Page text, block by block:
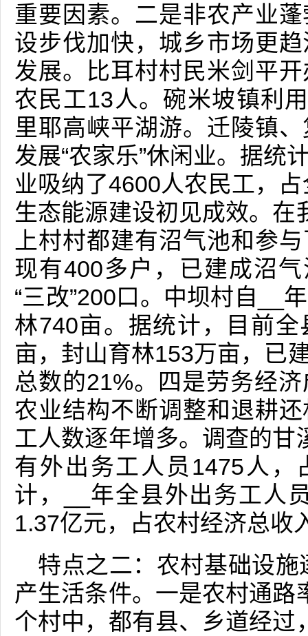
重要因素。二是非农产业
设步伐加快，城乡市场更
发展。比耳村村民米剑平
农民工13人。碗米坡镇利
里耶高峡平湖游。迁陵镇
发展“农家乐”休闲业。据统
业吸纳了4600人农民工，
生态能源建设初见成效。
上村村都建有沼气池和参
现有400多户，已建成沼
“三改”200口。中坝村自__
林740亩。据统计，目前
亩，封山育林153万亩，已
总数的21%。四是劳务经
农业结构不断调整和退耕
工人数逐年增多。调查的甘
有外出务工人员1475人，
计，__年全县外出务工人
1.37亿元，占农村经济总收
特点之二：农村基础设
产生活条件。一是农村通
个村中，都有县、乡道经过